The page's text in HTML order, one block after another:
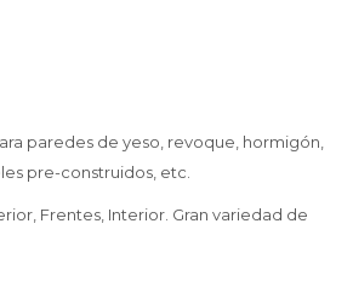
paredes de yeso, revoque, hormigón,
pre-construidos, etc.
Frentes, Interior. Gran variedad de